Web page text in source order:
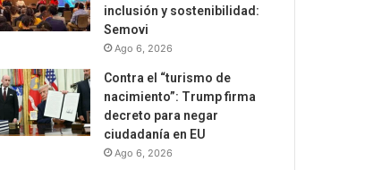
inclusión y sostenibilidad:
Semovi
Ago 6, 2026
Contra el “turismo de
nacimiento”: Trump firma
decreto para negar
ciudadanía en EU
Ago 6, 2026